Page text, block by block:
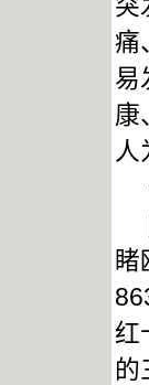
痛
易
康
人
[
睹
红
的